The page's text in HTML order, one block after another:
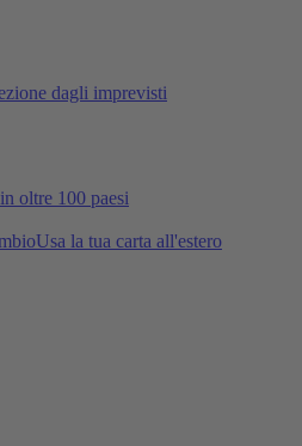
dagli imprevisti
oltre 100 paesi
Usa la tua carta all'estero